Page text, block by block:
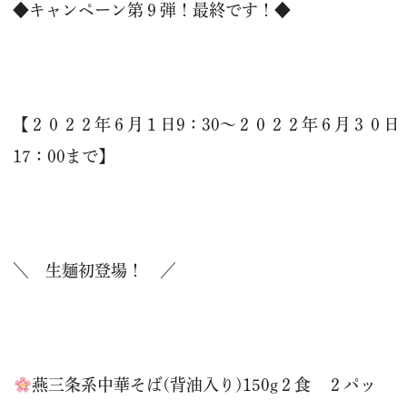
◆キャンペーン第９弾！最終です！◆
【２０２２年６月１日9：30～２０２２年６月３０日
17：00まで】
＼ 生麺初登場！ ／
燕三条系中華そば(背油入り)150g２食 ２パッ